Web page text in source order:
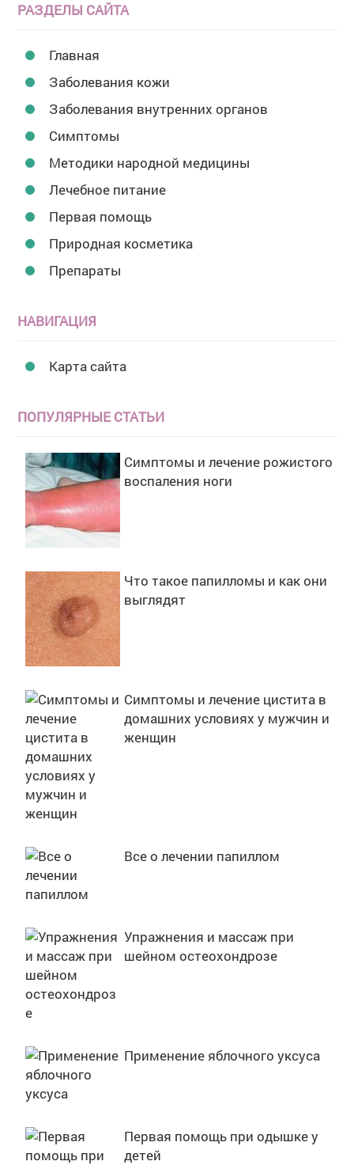
РАЗДЕЛЫ САЙТА
Главная
Заболевания кожи
Заболевания внутренних органов
Симптомы
Методики народной медицины
Лечебное питание
Первая помощь
Природная косметика
Препараты
НАВИГАЦИЯ
Карта сайта
ПОПУЛЯРНЫЕ СТАТЬИ
Симптомы и лечение рожистого
воспаления ноги
Что такое папилломы и как они
выглядят
Симптомы и лечение цистита в
домашних условиях у мужчин и
женщин
Все о лечении папиллом
Упражнения и массаж при
шейном остеохондрозе
Применение яблочного уксуса
Первая помощь при одышке у
детей